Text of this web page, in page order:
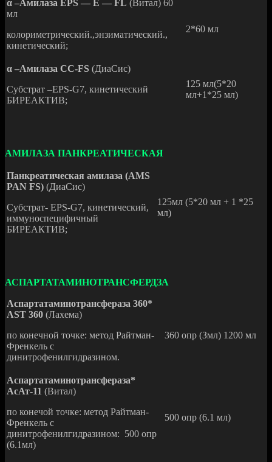
α –Амилаза EPS — Е — FL (Витал) 60
мл
колориметрический.,энзиматический.,
кинетический;
2*60 мл
α –Амилаза CC-FS (ДиаСис)
Субстрат –EPS-G7, кинетический
БИРЕАКТИВ;
125 мл(5*20
мл+1*25 мл)
АМИЛАЗА ПАНКРЕАТИЧЕСКАЯ
Панкреатическая амилаза (AMS
PAN FS) (ДиаСис)
Субстрат- EPS-G7, кинетический,
иммуноспецифичный
БИРЕАКТИВ;
125мл (5*20 мл + 1 *25
мл)
АСПАРТАТАМИНОТРАНСФЕРДЗА
Аспартатаминотрансфераза 360*
AST 360 (Лахема)
по конечной точке: метод Райтман-
Френкель с
динитрофенилгидразином.
360 опр (Змл) 1200 мл
Аспартатаминотрансфераза*
АсАт-11 (Витал)
по конечой точке: метод Райтман-
Френкель с
динитрофенилгидразином: 500 опр
(6.1мл)
500 опр (6.1 мл)